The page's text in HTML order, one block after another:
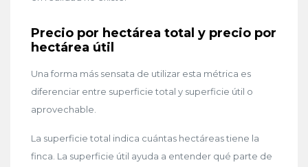
Precio por hectárea total y precio por
hectárea útil
Una forma más sensata de utilizar esta métrica es
diferenciar entre superficie total y superficie útil o
aprovechable.
La superficie total indica cuántas hectáreas tiene la
finca. La superficie útil ayuda a entender qué parte de